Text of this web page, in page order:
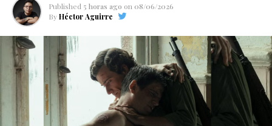
Published 5 horas ago on 08/06/2026
By Héctor Aguirre